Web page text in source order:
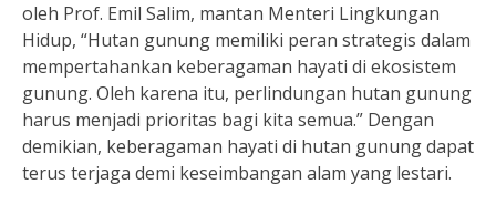
oleh Prof. Emil Salim, mantan Menteri Lingkungan
Hidup, “Hutan gunung memiliki peran strategis dalam
mempertahankan keberagaman hayati di ekosistem
gunung. Oleh karena itu, perlindungan hutan gunung
harus menjadi prioritas bagi kita semua.” Dengan
demikian, keberagaman hayati di hutan gunung dapat
terus terjaga demi keseimbangan alam yang lestari.